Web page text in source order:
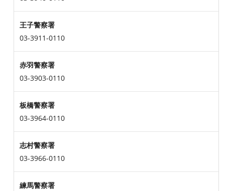
王子警察署
03-3911-0110
赤羽警察署
03-3903-0110
板橋警察署
03-3964-0110
志村警察署
03-3966-0110
練馬警察署